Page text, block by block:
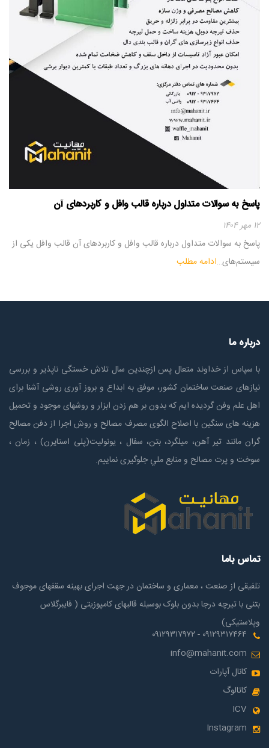
پاسخ به سوالات متداول درباره قالب وافل و کاربردهای آن
۱۲ مهر ۱۴۰۴
پاسخ به سوالات متداول درباره قالب وافل و کاربردهای آن قالب وافل یکی از
سیستم‌های…ادامه مطلب
درباره ما
با سپاس از خداوند متعال پس ازچندين سال تلاش خستگی ناپذير و بررسی
نیازهای صنعت ساختمان كشور، موفق به ابداع و بروز آوری روشی آشنا برای
اهل علم وفن گردیده ایم که بدون بر هم زدن ابزار و روشهای موجود و تحمیل
هزینه های سنگین با اصلاح الگوی مصرف مصالح و روش اجرا از دفن مصالح
گران مانند تیر آهن، میلگرد، بتن، سفال ، یونولیت(پلی استايرن) ، زمان ،
سوخت و پرت مصالح و منابع ملي جلوگیری نماییم.
تماس باما
تلفیقی از صنعت ، معماری و ساختمان در جهت اجرای بهینه سقفهای موجوف
بتنی با تیرچه درجا بدون بلوک بوسیله قالبهای کامپوزیتی ( فایبرگلاس
وپلاستیکی)
۰۹۱۲۹۳۱۷۴۶۴ - ۰۹۱۲۹۳۱۷۹۷۲
info@mahanit.com
کانال آپارات
کاتالوگ
ICV
Instagram